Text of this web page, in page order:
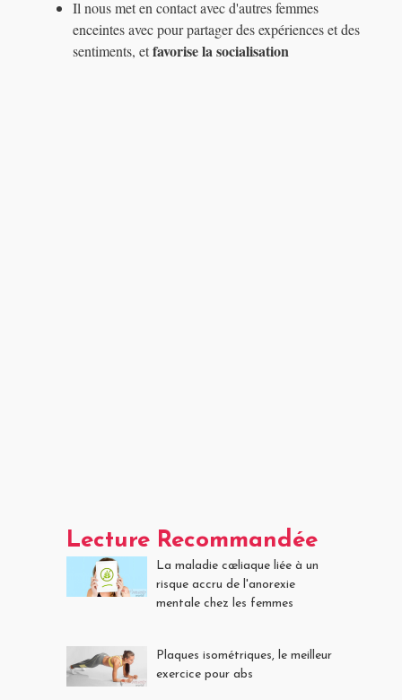
Il nous met en contact avec d'autres femmes
enceintes avec pour partager des expériences et des
sentiments, etfavorise la socialisation
Lecture Recommandée
La maladie cœliaque liée à un
risque accru de l'anorexie
mentale chez les femmes
Plaques isométriques, le meilleur
exercice pour abs